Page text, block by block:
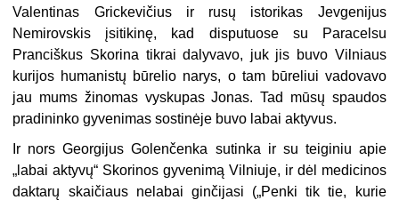
Valentinas Grickevičius ir rusų istorikas Jevgenijus
Nemirovskis įsitikinę, kad disputuose su Paracelsu
Pranciškus Skorina tikrai dalyvavo, juk jis buvo Vilniaus
kurijos humanistų būrelio narys, o tam būreliui vadovavo
jau mums žinomas vyskupas Jonas. Tad mūsų spaudos
pradininko gyvenimas sostinėje buvo labai aktyvus.
Ir nors Georgijus Golenčenka sutinka ir su teiginiu apie
„labai aktyvų“ Skorinos gyvenimą Vilniuje, ir dėl medicinos
daktarų skaičiaus nelabai ginčijasi („Penki tik tie, kurie